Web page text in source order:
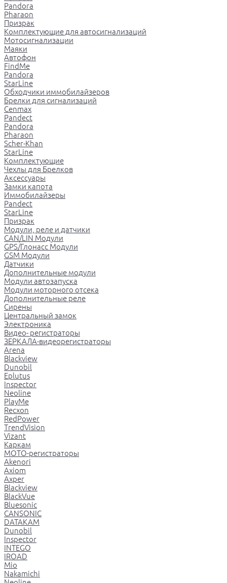
Pandora
Pharaon
Призрак
Комплектующие для автосигнализаций
Мотосигнализации
Маяки
Автофон
FindMe
Pandora
StarLine
Обходчики иммобилайзеров
Брелки для сигнализаций
Cenmax
Pandect
Pandora
Pharaon
Scher-Khan
StarLine
Комплектующие
Чехлы для Брелков
Аксессуары
Замки капота
Иммобилайзеры
Pandect
StarLine
Призрак
Модули, реле и датчики
CAN/LIN Модули
GPS/Глонасс Модули
GSM Модули
Датчики
Дополнительные модули
Модули автозапуска
Модули моторного отсека
Дополнительные реле
Сирены
Центральный замок
Электроника
Видео- регистраторы
ЗЕРКАЛА-видеорегистраторы
Arena
Blackview
Dunobil
Eplutus
Inspector
Neoline
PlayMe
Recxon
RedPower
TrendVision
Vizant
Каркам
МОТО-регистраторы
Akenori
Axiom
Axper
Blackview
BlackVue
Bluesonic
CANSONIC
DATAKAM
Dunobil
Inspector
INTEGO
IROAD
Mio
Nakamichi